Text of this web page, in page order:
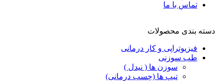
تماس با ما
دسته بندی محصولات
فیزیوتراپی و کار درمانی
طب سوزنی
سوزن ها ( نیدل )
تیپ ها (چسب درمانی)